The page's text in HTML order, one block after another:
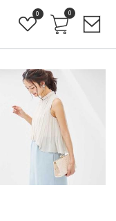
0 0